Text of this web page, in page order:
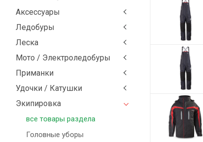
Аксессуары
Ледобуры
Леска
Мото / Электроледобуры
Приманки
Удочки / Катушки
Экипировка
все товары раздела
Головные уборы